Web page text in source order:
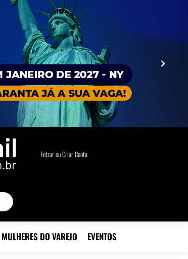
Entrar ou Criar Conta
MULHERES DO VAREJO EVENTOS